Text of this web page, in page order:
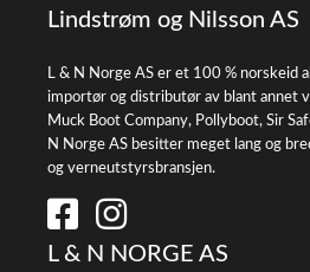
Lindstrøm og Nilsson AS
L & N Norge AS er et 100 % norskeid
importør og distributør av blant annet
Muck Boot Company, Pollyboot, Sir
N Norge AS besitter meget lang og
og verneutstyrsbransjen.
L & N NORGE AS